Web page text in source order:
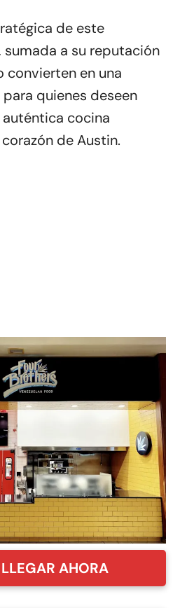
de este
a su reputación
convierten en una
quienes deseen
cocina
de Austin.
AHORA